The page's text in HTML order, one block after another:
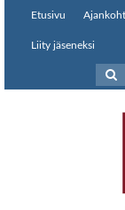
Etusivu
Liity jäseneksi
for: